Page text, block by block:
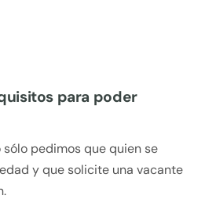
para poder
sólo pedimos que quien se
y que solicite una vacante